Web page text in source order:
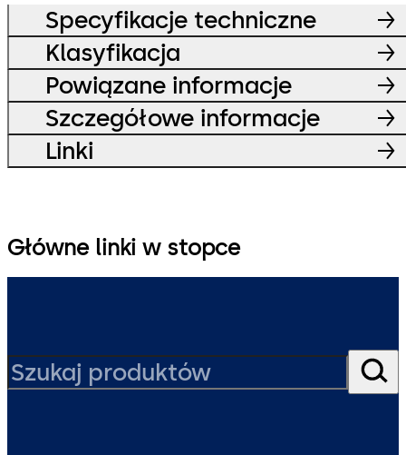
Specyfikacje techniczne
Klasyfikacja
Powiązane informacje
Szczegółowe informacje
Linki
Główne linki w stopce